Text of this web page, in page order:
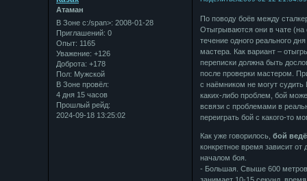
Атаман
В Зоне с:/span>: 2008-01-28
Приглашений: 0
Опыт: 1165
Уважение: +126
Доброта: +178
Пол: Мужской
В Зоне провёл:
4 дня 15 часов
Прошлый рейд:
2024-09-18 13:25:02
По поводу боёв между
Отыгрываются они в чате
течение одного реального
мастера. Как вариант –
переписки должна быть
после проверки мастером.
с наёмником не могут
каких-либо проблем, бой
всвязи с проблемами в
переиграть бой с какого-то
Как уже говорилось,бой
конкретное время зависит
началом боя.
- Большая. Свыше 600